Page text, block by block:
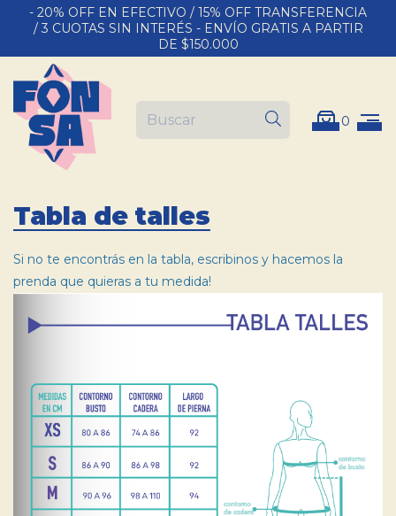
- 20% OFF EN EFECTIVO / 15% OFF TRANSFERENCIA
/ 3 CUOTAS SIN INTERÉS - ENVÍO GRATIS A PARTIR
DE $150.000
0
Tabla de talles
Si no te encontrás en la tabla, escribinos y hacemos la
prenda que quieras a tu medida!